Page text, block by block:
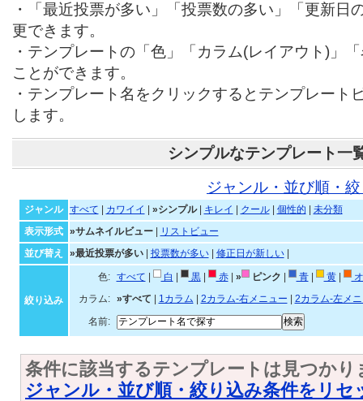
・「最近投票が多い」「投票数の多い」「更新日
更できます。
・テンプレートの「色」「カラム(レイアウト)」
ことができます。
・テンプレート名をクリックするとテンプレート
します。
シンプルなテンプレート一
ジャンル・並び順・
ジャンル すべて カワイイ »シンプル| キレイ クール| 個性的
未分類
表示形式
»サムネイルビュー|
リストビュー
並び替え
»最近投票が多い| 投票数が多い| 修正日が新しい|
絞り込み
色: すべて 白 黒| 赤| » ピンク 青| 黄|
カラム:
»すべて 1カラム 2カラム-右メニュー
2カラム-左メ
名前:
条件に該当するテンプレートは見つかり
ジャンル・並び順・絞り込み条件をリセ